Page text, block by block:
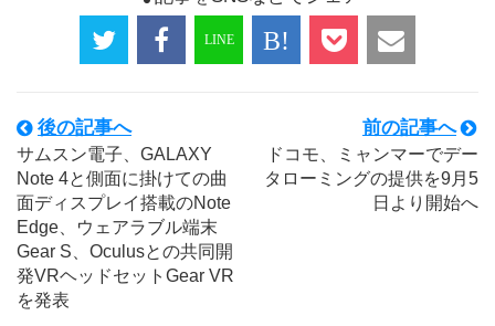
後の記事へ
サムスン電子、GALAXY
Note 4と側面に掛けての曲
面ディスプレイ搭載のNote
Edge、ウェアラブル端末
Gear S、Oculusとの共同開
発VRヘッドセットGear VR
を発表
前の記事へ
ドコモ、ミャンマーでデー
タローミングの提供を9月5
日より開始へ